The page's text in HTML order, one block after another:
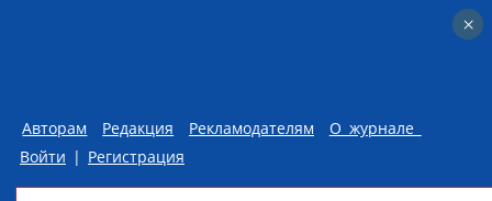
Авторам Редакция Рекламодателям
О журнале
Войти | Регистрация
×
×